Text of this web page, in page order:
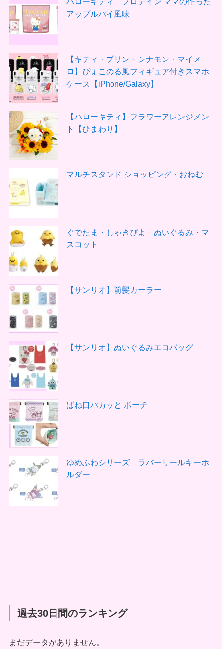
アップルパイ風味
【キティ・プリン・シナモン・マイメ
ロ】ぴょこのる風フィギュア付きスマホ
ケース【iPhone/Galaxy】
【ハローキティ】フラワーアレンジメン
ト【ひまわり】
マルチスタンド ショッピング・おねむ
ぐでたま・しゃきぴよ ぬいぐるみ・マ
スコット
【サンリオ】前髪カーラー
【サンリオ】ぬいぐるみエコバッグ
ばね口パカッと ポーチ
ゆめふわシリーズ ラバーリールキーホ
ルダー
過去30日間のランキング
まだデータがありません。